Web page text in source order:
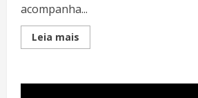
acompanha...
Leia mais
more
de